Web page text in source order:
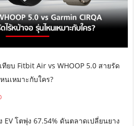
ยบ Fitbit Air vs WHOOP 5.0 สายรัด
นเหมาะกับใคร?
EV โตพุ่ง 67.54% ดันตลาดเปลี่ยนยาง